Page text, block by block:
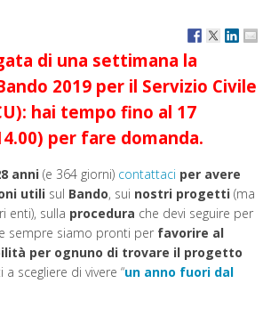
di una settimana la
2019 per il Servizio Civile
hai tempo fino al 17
per fare domanda.
anni (e 364 giorni) contattaci per avere
utili sul Bando, sui nostri progetti (ma
enti), sulla procedura che devi seguire per
sempre siamo pronti per favorire al
per ognuno di trovare il progetto
scegliere di vivere “un anno fuori dal